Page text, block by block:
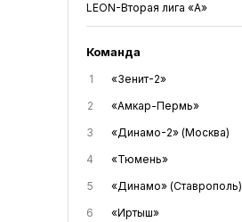
LEON-Вторая лига «А»
Команда
1 «Зенит-2»
2
«Амкар-Пермь»
3
«Динамо-2» (Москва)
4
«Тюмень»
5
«Динамо» (Ставрополь)
6
«Иртыш»